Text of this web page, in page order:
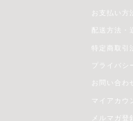
お支払い方
配送方法・
特定商取引
プライバシ
お問い合わせ
マイアカウ
メルマガ登